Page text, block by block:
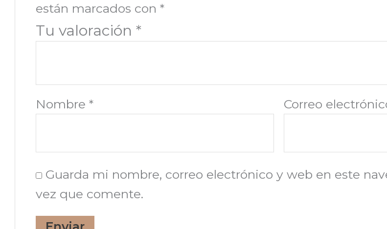
están marcados con *
Tu valoración *
Nombre * Correo
Guarda mi nombre, correo electrónico y web en este
vez que comente.